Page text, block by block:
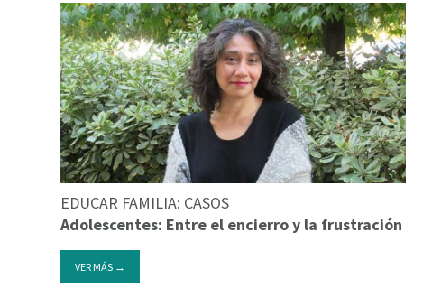
EDUCAR FAMILIA: CASOS
Adolescentes: Entre el encierro y la frustración
VER MÁS →